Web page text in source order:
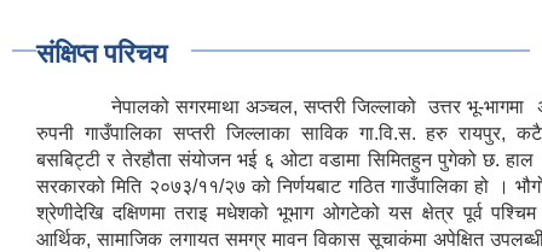
संक्षिप्त परिचय
नेपालको सगरमाथा अञ्‍चल, सप्तरी जिल्लाको उत्तर भू-भागमा
रुपनी गाउँपालिका सप्तरी जिल्लाका साविक गा.वि.स. हरु रायपुर,
बसबिट्टी र तेरहौता संयोजन भई ६ ओटा वडामा सिमितहुन पुगेको छ.
सरकारको मिति २०७३/११/२७ को निर्णयबाट गठित गाउँपालिका हो ।
श्रेणीदेखि दक्षिणमा तराइ मधेशको भूभाग ओगटेको यस क्षेत्र पूर्व पश्चिम
आर्थिक, सामाजिक लगायत समग्र मावन विकास सूचाकंमा अपेक्षित